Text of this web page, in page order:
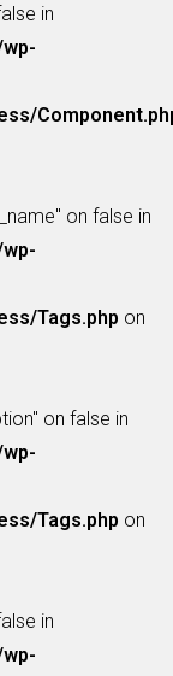
in
on false in
Tags.php on
on false in
Tags.php on
in